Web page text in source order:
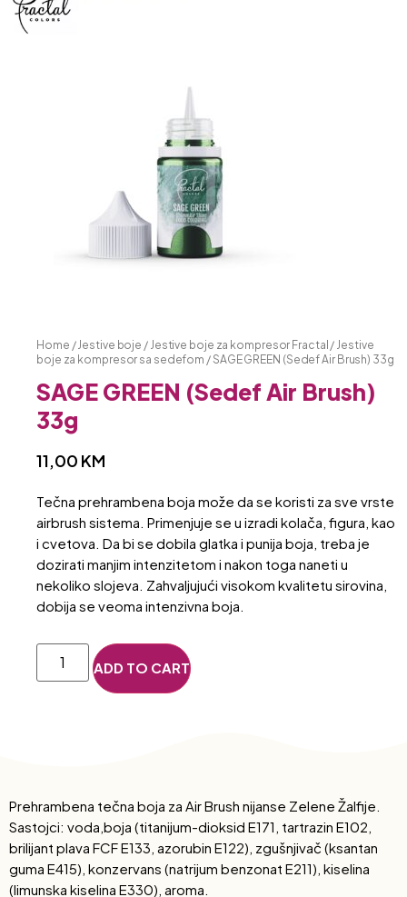
Home / Jestive boje / Jestive boje za kompresor Fractal / Jestive
boje za kompresor sa sedefom / SAGE GREEN (Sedef Air Brush) 33g
SAGE GREEN (Sedef Air Brush)
33g
11,00 KM
Tečna prehrambena boja može da se koristi za sve vrste
airbrush sistema. Primenjuje se u izradi kolača, figura, kao
i cvetova. Da bi se dobila glatka i punija boja, treba je
dozirati manjim intenzitetom i nakon toga naneti u
nekoliko slojeva. Zahvaljujući visokom kvalitetu sirovina,
dobija se veoma intenzivna boja.
ADD TO CART
Prehrambena tečna boja za Air Brush nijanse Zelene Žalfije.
Sastojci: voda,boja (titanijum-dioksid E171, tartrazin E102,
brilijant plava FCF E133, azorubin E122), zgušnjivač (ksantan
guma E415), konzervans (natrijum benzonat E211), kiselina
(limunska kiselina E330), aroma.